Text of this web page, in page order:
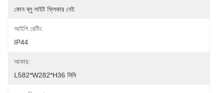
কোন ব্লু লাইট ফ্লিকার নেই
আইপি রেটিং:
IP44
আকার:
L582*W282*H36 মিমি